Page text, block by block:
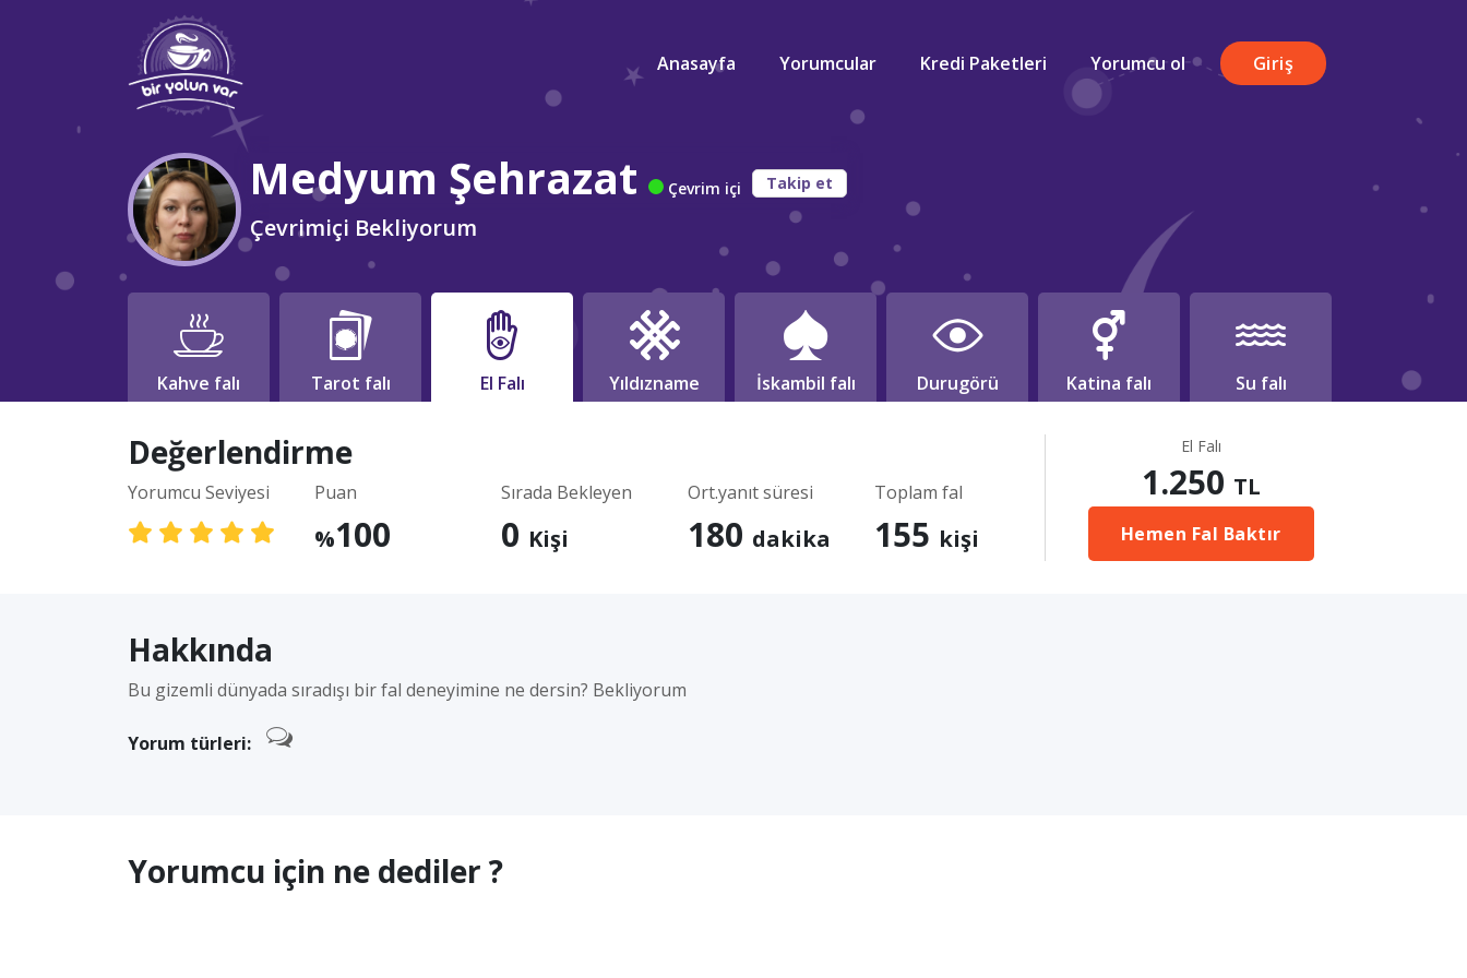
Anasayfa Yorumcular Kredi Paketleri Yorumcu ol Giriş
Medyum Şehrazat Çevrim içi Takip et
Çevrimiçi Bekliyorum
Kahve falı Tarot falı El Falı Yıldızname İskambil falı Durugörü Katina falı Su falı
Değerlendirme
Yorumcu Seviyesi Puan
%100
Sırada Bekleyen
0 Kişi
Ort.yanıt süresi
180 dakika
Toplam fal
155 kişi
El Falı
1.250 TL
Hemen Fal Baktır
Hakkında
Bu gizemli dünyada sıradışı bir fal deneyimine ne dersin? Bekliyorum
Yorum türleri:
Yorumcu için ne dediler ?